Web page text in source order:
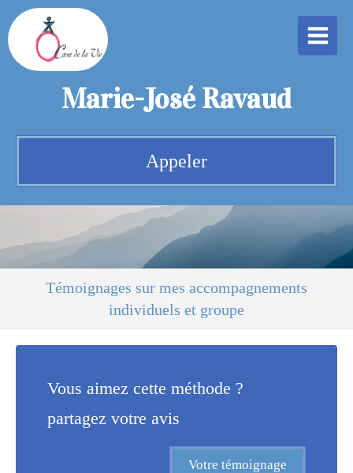
Marie-José Ravaud
Appeler
Témoignages sur mes accompagnements
individuels et groupe
Vous aimez cette méthode ?
partagez votre avis
Votre témoignage